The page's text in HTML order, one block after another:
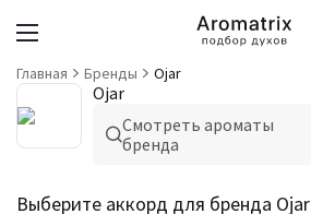
Главная Бренды Ojar
Ojar
Смотреть ароматы
бренда
Выберите аккорд для бренда Ojar